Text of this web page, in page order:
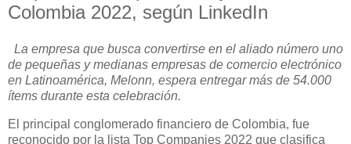
Colombia 2022, según LinkedIn
La empresa que busca convertirse en el aliado número uno
de pequeñas y medianas empresas de comercio electrónico
en Latinoamérica, Melonn, espera entregar más de 54.000
ítems durante esta celebración.
El principal conglomerado financiero de Colombia, fue
reconocido por la lista Top Companies 2022 que clasifica